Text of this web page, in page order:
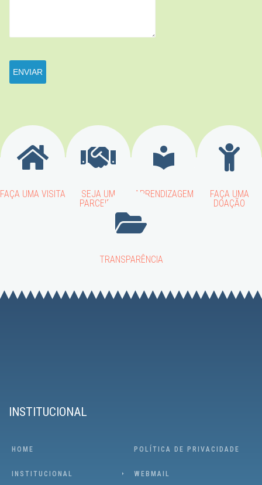
FAÇA UMA VISITA
SEJA UM
PARCEIRO
APRENDIZAGEM
FAÇA UMA
DOAÇÃO
TRANSPARÊNCIA
INSTITUCIONAL
HOME
INSTITUCIONAL
POLÍTICA DE PRIVACIDADE
WEBMAIL